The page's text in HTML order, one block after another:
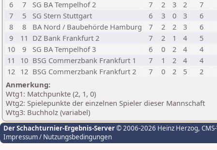
6
7 SG BA Tempelhof 2 7 2 3 2
7
7
5 SG Stern Stuttgart 6 3 0 3
6
8
8 BA Nord / Baubehörde Hamburg 7 2 2 3
6
9
11 DZ Bank Frankfurt 2 7 2 1 4
5
10
9 SG BA Tempelhof 3 6 0 2 4
4
11
10 BSG Commerzbank Frankfurt 1 7 1 2 4
4
12 12 BSG Commerzbank Frankfurt 2 7 0 2 5
2
Anmerkung:
Wtg1: Matchpunkte (2, 1, 0)
Wtg2: Spielepunkte der einzelnen Spieler dieser Mannschaft
Wtg3: Buchholz (variabel)
Der Schachturnier-Ergebnis-Server© 2006-2026 Heinz Herzog,
Impressum / Nutzungsbedingungen